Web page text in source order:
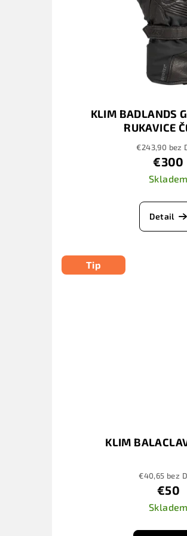
KLIM BADLANDS
RUKAVICE
€243,90 bez
€300
Skladem
Detail
Tip
KLIM
€40,65 bez
€50
Skladem